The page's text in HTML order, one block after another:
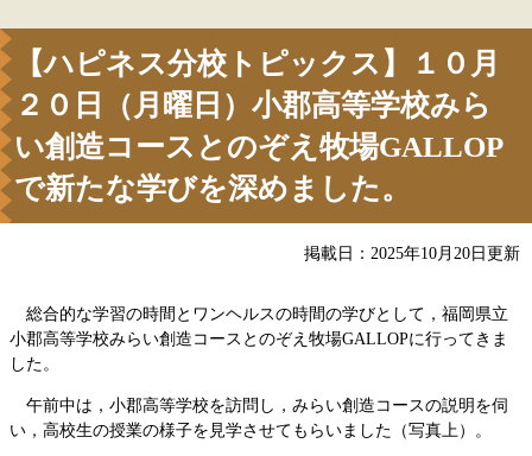
【ハピネス分校トピックス】１０月
２０日（月曜日）小郡高等学校みら
い創造コースとのぞえ牧場GALLOP
で新たな学びを深めました。
掲載日：2025年10月20日更新
総合的な学習の時間とワンヘルスの時間の学びとして，福岡県立
小郡高等学校みらい創造コースとのぞえ牧場GALLOPに行ってきま
した。
午前中は，小郡高等学校を訪問し，みらい創造コースの説明を伺
い，高校生の授業の様子を見学させてもらいました（写真上）。